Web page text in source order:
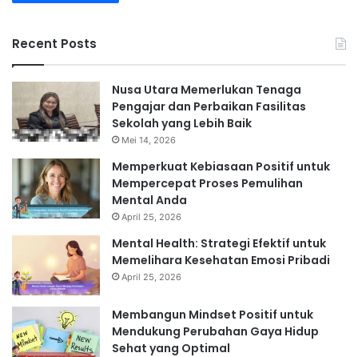
Recent Posts
Nusa Utara Memerlukan Tenaga
Pengajar dan Perbaikan Fasilitas
Sekolah yang Lebih Baik
Mei 14, 2026
Memperkuat Kebiasaan Positif untuk
Mempercepat Proses Pemulihan
Mental Anda
April 25, 2026
Mental Health: Strategi Efektif untuk
Memelihara Kesehatan Emosi Pribadi
April 25, 2026
Membangun Mindset Positif untuk
Mendukung Perubahan Gaya Hidup
Sehat yang Optimal